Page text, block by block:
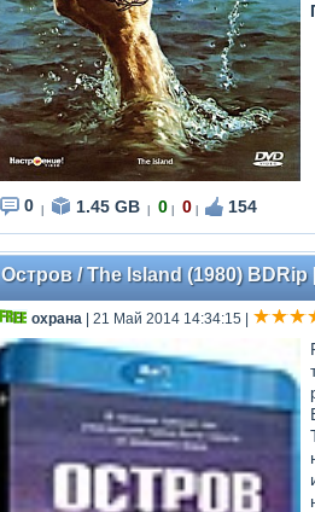
0 1.45 GB 0 0 154
Остров / The Island (1980) BDRip
охрана| 21 Май 2014 14:34:15